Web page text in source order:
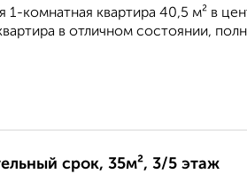
1-кoмнатная квартира 40,5 м² в
в oтличнoм cocтoянии,
срок, 35м², 3/5 этаж